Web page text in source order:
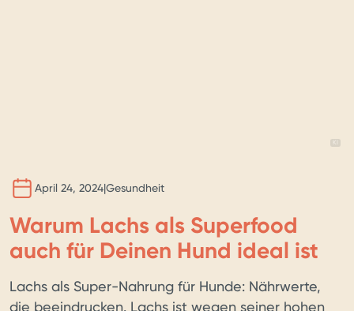
April 24, 2024|Gesundheit
Warum Lachs als Superfood
auch für Deinen Hund ideal ist
Lachs als Super-Nahrung für Hunde: Nährwerte,
die beeindrucken. Lachs ist wegen seiner hohen